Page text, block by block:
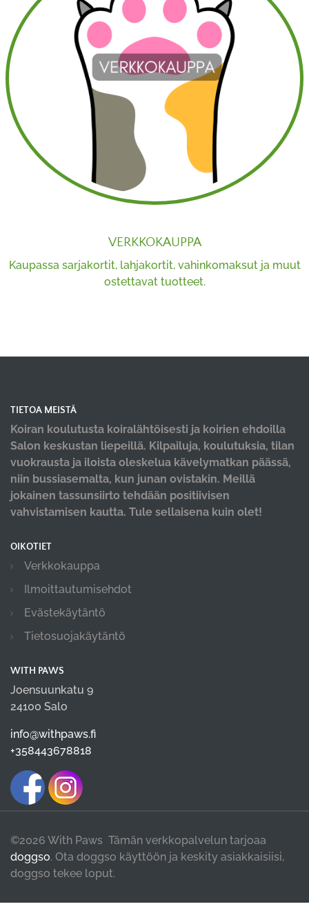
VERKKOKAUPPA
Kaupassa sarjakortit, lahjakortit, vahinkomaksut ja muut
ostettavat tuotteet.
TIETOA MEISTÄ
Koiran koulutusta koiralähtöisesti ja koirien ehdoilla
Salon keskustan liepeillä. Kilpailuja, koulutuksia, tilan
vuokrausta ja iloista oleskelua kävelymatkan päässä,
niin bussiasemalta, kun junan ovistakin. Meillä
jokainen tassunsiirto tehdään positiivisen
vahvistamisen kautta. Tule sellaisena kuin olet!
OIKOTIET
Verkkokauppa
Ilmoittautumisehdot
Evästekäytäntö
Tietosuojakäytäntö
WITH PAWS
Joensuunkatu 9
24100 Salo
info@withpaws.fi
+358443678818
©2026 With Paws Tämän verkkopalvelun tarjoaa
doggso. Ota doggso käyttöön ja keskity asiakkaisiisi,
doggso tekee loput.